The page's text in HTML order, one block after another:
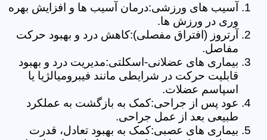
آسیب های ورزشی:درمان آسیب ها و افزایش بهره
وری در ورزش ها.
آرتروز (افتراق مفصلی):کاهش درد و بهبود حرکت
مفاصل.
بیماری های عضلانی-اسکلتی:مدیریت درد و بهبود
قابلیت حرکت در شرایطی مانند فیبرومیالژیا یا
اسپاسم عضلات.
عود پس از جراحی:کمک به بازگشت به عملکرد
طبیعی بعد از عمل جراحی.
بیماری های عصبی:کمک به بهبود تعادل، قدرت